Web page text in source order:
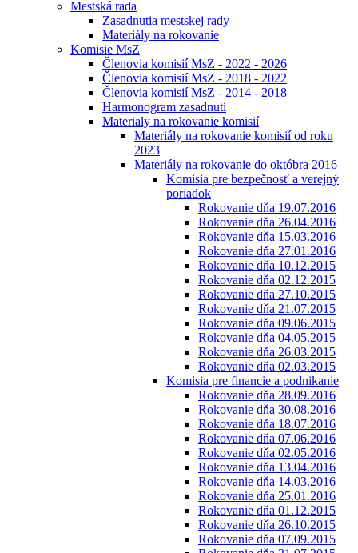
Mestská rada
Zasadnutia mestskej rady
Materiály na rokovanie
Komisie MsZ
Členovia komisií MsZ - 2022 - 2026
Členovia komisií MsZ - 2018 - 2022
Členovia komisií MsZ - 2014 - 2018
Harmonogram zasadnutí
Materialy na rokovanie komisií
Materiály na rokovanie komisií od roku
2023
Materiály na rokovanie do októbra 2016
Komisia pre bezpečnosť a verejný
poriadok
Rokovanie dňa 19.07.2016
Rokovanie dňa 26.04.2016
Rokovanie dňa 15.03.2016
Rokovanie dňa 27.01.2016
Rokovanie dňa 10.12.2015
Rokovanie dňa 02.12.2015
Rokovanie dňa 27.10.2015
Rokovanie dňa 21.07.2015
Rokovanie dňa 09.06.2015
Rokovanie dňa 04.05.2015
Rokovanie dňa 26.03.2015
Rokovanie dňa 02.03.2015
Komisia pre financie a podnikanie
Rokovanie dňa 28.09.2016
Rokovanie dňa 30.08.2016
Rokovanie dňa 18.07.2016
Rokovanie dňa 07.06.2016
Rokovanie dňa 02.05.2016
Rokovanie dňa 13.04.2016
Rokovanie dňa 14.03.2016
Rokovanie dňa 25.01.2016
Rokovanie dňa 01.12.2015
Rokovanie dňa 26.10.2015
Rokovanie dňa 07.09.2015